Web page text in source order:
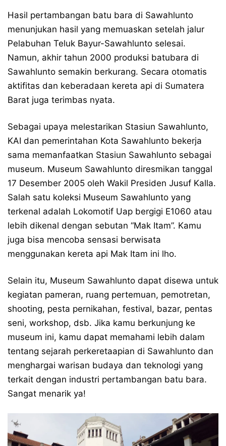
Hasil pertambangan batu bara di Sawahlunto
menunjukan hasil yang memuaskan setelah jalur
Pelabuhan Teluk Bayur-Sawahlunto selesai.
Namun, akhir tahun 2000 produksi batubara di
Sawahlunto semakin berkurang. Secara otomatis
aktifitas dan keberadaan kereta api di Sumatera
Barat juga terimbas nyata.
Sebagai upaya melestarikan Stasiun Sawahlunto,
KAI dan pemerintahan Kota Sawahlunto bekerja
sama memanfaatkan Stasiun Sawahlunto sebagai
museum. Museum Sawahlunto diresmikan tanggal
17 Desember 2005 oleh Wakil Presiden Jusuf Kalla.
Salah satu koleksi Museum Sawahlunto yang
terkenal adalah Lokomotif Uap bergigi E1060 atau
lebih dikenal dengan sebutan “Mak Itam”. Kamu
juga bisa mencoba sensasi berwisata
menggunakan kereta api Mak Itam ini lho.
Selain itu, Museum Sawahlunto dapat disewa untuk
kegiatan pameran, ruang pertemuan, pemotretan,
shooting, pesta pernikahan, festival, bazar, pentas
seni, workshop, dsb. Jika kamu berkunjung ke
museum ini, kamu dapat memahami lebih dalam
tentang sejarah perkeretaapian di Sawahlunto dan
menghargai warisan budaya dan teknologi yang
terkait dengan industri pertambangan batu bara.
Sangat menarik ya!